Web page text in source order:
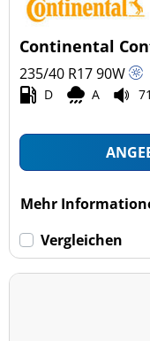
Continental
235/40 R1790W
D A
Mehr
Vergleichen